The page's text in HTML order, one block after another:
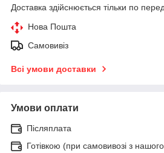
Доставка здійснюється тільки по
Нова Пошта
Самовивіз
Всі умови доставки
Умови оплати
Післяплата
Готівкою (при самовивозі з